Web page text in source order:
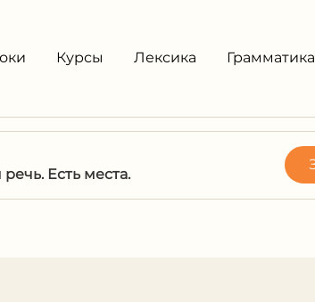
Курсы Лексика Грамматика
Есть места.